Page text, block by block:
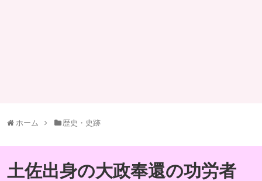
ホーム 歴史・史跡
土佐出身の大政奉還の功労者